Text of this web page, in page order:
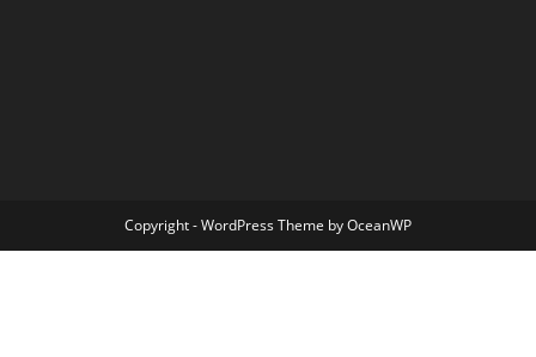
Copyright - WordPress Theme by OceanWP